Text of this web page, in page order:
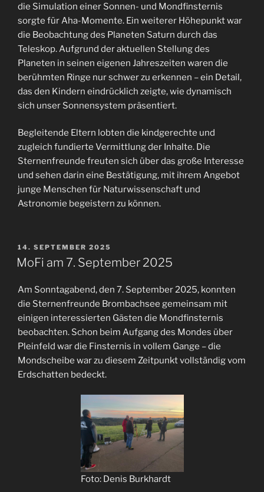
die Simulation einer Sonnen- und Mondfinsternis
sorgte für Aha-Momente. Ein weiterer Höhepunkt war
die Beobachtung des Planeten Saturn durch das
Teleskop. Aufgrund der aktuellen Stellung des
Planeten in seinen eigenen Jahreszeiten waren die
berühmten Ringe nur schwer zu erkennen – ein Detail,
das den Kindern eindrücklich zeigte, wie dynamisch
sich unser Sonnensystem präsentiert.
Begleitende Eltern lobten die kindgerechte und
zugleich fundierte Vermittlung der Inhalte. Die
Sternenfreunde freuten sich über das große Interesse
und sehen darin eine Bestätigung, mit ihrem Angebot
junge Menschen für Naturwissenschaft und
Astronomie begeistern zu können.
VERÖFFENTLICHT
AM
14. SEPTEMBER 2025
MoFi am 7. September 2025
Am Sonntagabend, den 7. September 2025, konnten
die Sternenfreunde Brombachsee gemeinsam mit
einigen interessierten Gästen die Mondfinsternis
beobachten. Schon beim Aufgang des Mondes über
Pleinfeld war die Finsternis in vollem Gange – die
Mondscheibe war zu diesem Zeitpunkt vollständig vom
Erdschatten bedeckt.
Foto: Denis Burkhardt